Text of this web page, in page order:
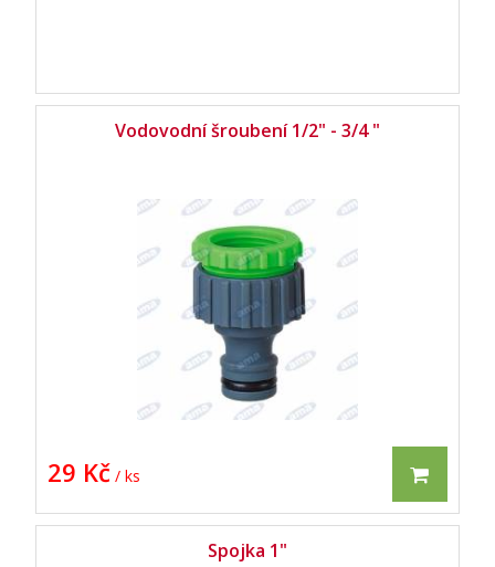
Vodovodní šroubení 1/2" - 3/4 "
29 Kč / ks
Spojka 1"